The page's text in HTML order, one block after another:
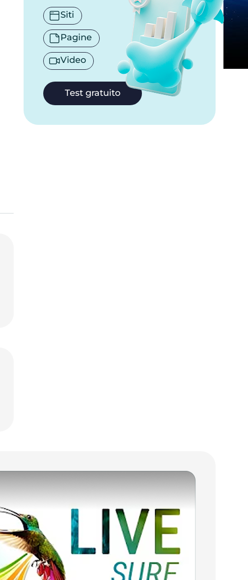
Siti
Pagine
Video
Test gratuito